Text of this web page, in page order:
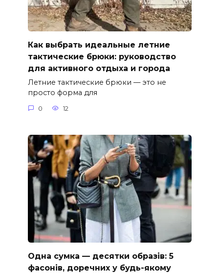
Как выбрать идеальные летние
тактические брюки: руководство
для активного отдыха и города
Летние тактические брюки — это не
просто форма для
0 12
Одна сумка — десятки образів: 5
фасонів, доречних у будь-якому